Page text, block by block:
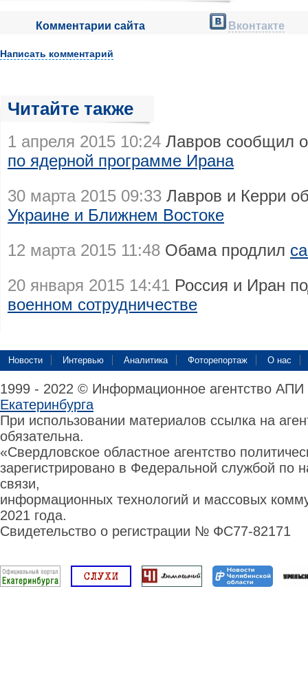
Комментарии сайта Вконтакте
Написать комментарий
Читайте также
1 апреля 2015 10:24 Лавров сообщил
по ядерной программе Ирана
30 марта 2015 09:33 Лавров и Керри
Украине и Ближнем Востоке
12 марта 2015 11:48 Обама продлил
20 января 2015 14:41 Россия и Иран
военном сотрудничестве
Новости Интервью Аналитика Фоторепортаж О нас
1999 - 2022 © Информационное агентство
Екатеринбурга
При использовании материалов ссылка на
обязательна.
«Свердловское областное агентство
зарегистрировано в Федеральной службой по
связи,
информационных технологий и массовых
2021 года.
Свидетельство о регистрации № ФС77-82171